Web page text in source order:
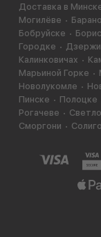
Доставка в
Могилёве
Бобруйске
Городке
Калинковичах
Марьиной Горке
Новолукомле
Пинске
Полоцке
Рогачеве
Сморгони